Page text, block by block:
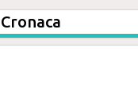
Cronaca